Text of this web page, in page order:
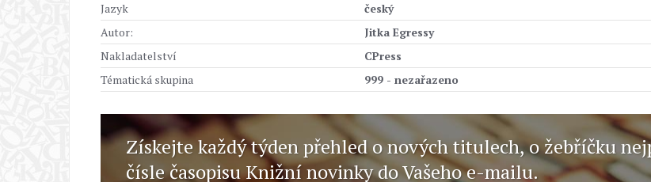
Jazyk
český
Autor:
Jitka Egressy
Nakladatelství
CPress
Tématická skupina
999 - nezařazeno
Získejte každý týden přehled o nových titulech, o žebříčku
čísle časopisu Knižní novinky do Vašeho e-mailu.